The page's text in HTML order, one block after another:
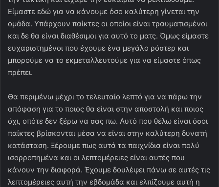
Είμαστε εδώ για να κάνουμε όσο καλύτερη γίνεται την
ομάδα. Υπάρχουν παίκτες οι οποίοι είναι τραυματισμένοι
και δε θα είναι διαθέσιμοι για αυτό το ματς. Όμως είμαστε
ευχαριστημένοι που έχουμε ένα μεγάλο ρόστερ και
μπορούμε να το εκμεταλλευτούμε για να είμαστε όπως
πρέπει.
Θα περιμένω μέχρι το τελευταίο λεπτό για να πάρω την
απόφαση για το ποιος θα είναι στην αποστολή και ποιος
όχι, οπότε δεν ξέρω να σας πω. Αυτό που θέλω είναι όσοι
παίκτες βρίσκονται μέσα να είναι στην καλύτερη δυνατή
κατάσταση. Ξέρουμε πως αυτά τα παιχνίδια είναι πολύ
ισορροπημένα και οι λεπτομέρειες είναι αυτές που
κάνουν την διαφορά. Έχουμε δουλέψει πάνω σε αυτές τις
λεπτομέρειες αυτή την εβδομάδα και ελπίζουμε αυτή η